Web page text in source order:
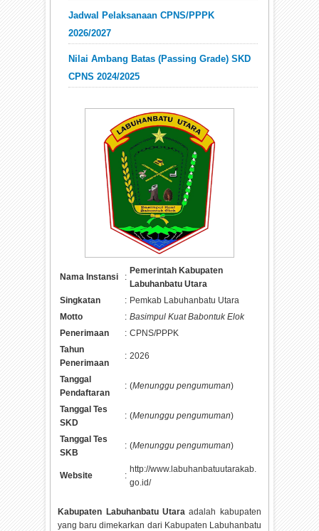
Jadwal Pelaksanaan CPNS/PPPK
2026/2027
Nilai Ambang Batas (Passing Grade) SKD
CPNS 2024/2025
Nama Instansi :
Pemerintah Kabupaten
Labuhanbatu Utara
Singkatan
: Pemkab Labuhanbatu Utara
Motto
: Basimpul Kuat Babontuk Elok
Penerimaan
: CPNS/PPPK
Tahun
Penerimaan
: 2026
Tanggal
Pendaftaran
: (Menunggu pengumuman)
Tanggal Tes
SKD
: (Menunggu pengumuman)
Tanggal Tes
SKB
: (Menunggu pengumuman)
Website :
http://www.labuhanbatuutarakab.
go.id/
Kabupaten Labuhanbatu Utaraadalah kabupaten
yang baru dimekarkan dari Kabupaten Labuhanbatu